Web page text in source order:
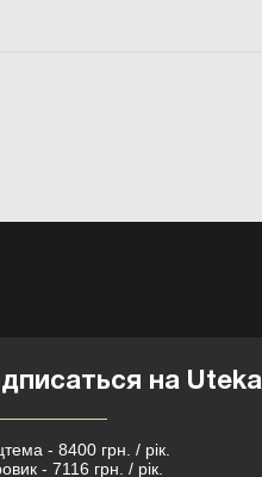
на Uteka
- 8400 грн. / рік.
- 7116 грн. / рік.